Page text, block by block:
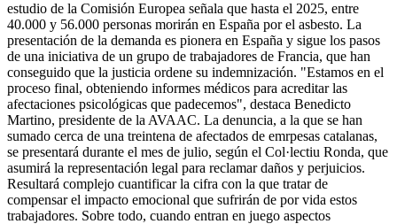
estudio de la Comisión Europea señala que hasta el 2025, entre
40.000 y 56.000 personas morirán en España por el asbesto. La
presentación de la demanda es pionera en España y sigue los pasos
de una iniciativa de un grupo de trabajadores de Francia, que han
conseguido que la justicia ordene su indemnización. "Estamos en el
proceso final, obteniendo informes médicos para acreditar las
afectaciones psicológicas que padecemos", destaca Benedicto
Martino, presidente de la AVAAC. La denuncia, a la que se han
sumado cerca de una treintena de afectados de emrpesas catalanas,
se presentará durante el mes de julio, según el Col·lectiu Ronda, que
asumirá la representación legal para reclamar daños y perjuicios.
Resultará complejo cuantificar la cifra con la que tratar de
compensar el impacto emocional que sufrirán de por vida estos
trabajadores. Sobre todo, cuando entran en juego aspectos